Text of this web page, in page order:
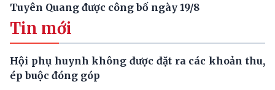
Tuyên Quang được công bố ngày 19/8
Tin mới
Hội phụ huynh không được đặt ra các khoản thu,
ép buộc đóng góp